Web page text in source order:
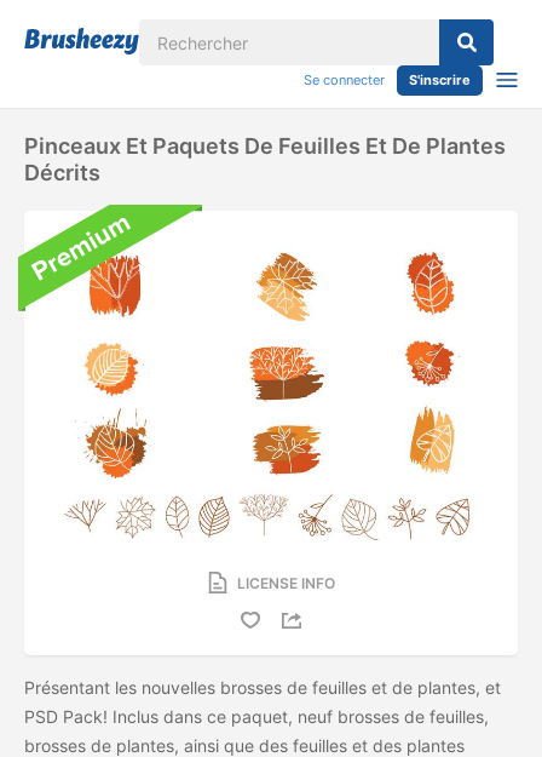
Se connecter S'inscrire
Pinceaux Et Paquets De Feuilles Et De Plantes
Décrits
LICENSE INFO
Présentant les nouvelles brosses de feuilles et de plantes, et
PSD Pack! Inclus dans ce paquet, neuf brosses de feuilles,
brosses de plantes, ainsi que des feuilles et des plantes